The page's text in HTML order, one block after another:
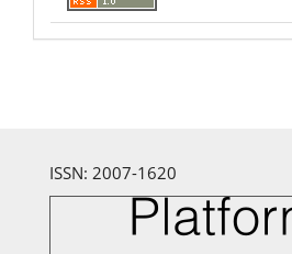
ISSN: 2007-1620